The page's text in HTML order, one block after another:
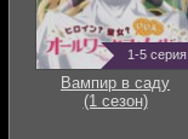
1-5 серия
Вампир в саду
(1 сезон)